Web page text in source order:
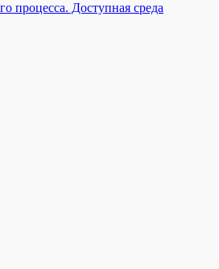
процесса. Доступная среда